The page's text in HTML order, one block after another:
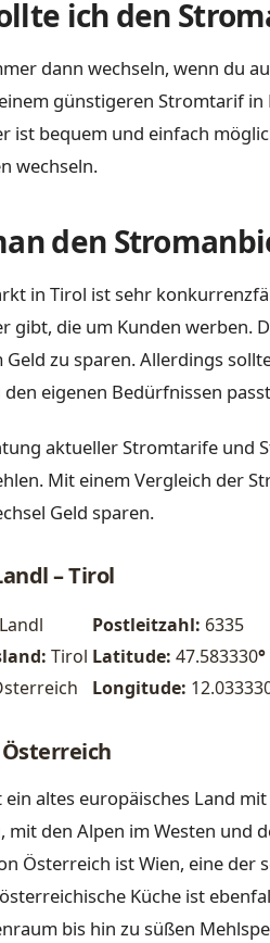
ich den
dann wechseln, wenn du
günstigeren Stromtarif in
ist bequem und einfach
wechseln.
den
in Tirol ist sehr
gibt, die um Kunden werben.
Geld zu sparen. Allerdings
eigenen Bedürfnissen
aktueller Stromtarife und
Mit einem Vergleich der
Geld sparen.
– Tirol
Landl Postleitzahl: 6335
Tirol Latitude: 47.583330°
Longitude:
altes europäisches Land
mit den Alpen im Westen und
Österreich ist Wien, eine
Küche ist
bis hin zu süßen